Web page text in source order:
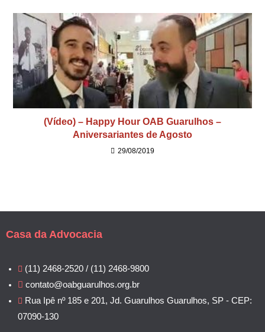
(Vídeo) – Happy Hour OAB Guarulhos –
Aniversariantes de Agosto
29/08/2019
Casa da Advocacia
(11) 2468-2520 / (11) 2468-9800
contato@oabguarulhos.org.br
Rua Ipê nº 185 e 201, Jd. Guarulhos Guarulhos, SP - CEP:
07090-130